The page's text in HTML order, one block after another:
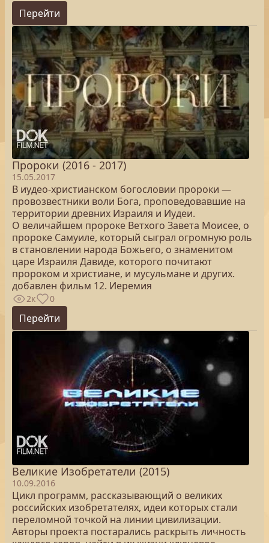
Перейти
Пророки (2016 - 2017)
15.05.2017
В иудео-христианском богословии пророки —
провозвестники воли Бога, проповедовавшие на
территории древних Израиля и Иудеи.
О величайшем пророке Ветхого Завета Моисее, о
пророке Самуиле, который сыграл огромную роль
в становлении народа Божьего, о знаменитом
царе Израиля Давиде, которого почитают
пророком и христиане, и мусульмане и других.
добавлен фильм 12. Иеремия
2к 0
Перейти
Великие Изобретатели (2015)
10.09.2016
Цикл программ, рассказывающий о великих
российских изобретателях, идеи которых стали
переломной точкой на линии цивилизации.
Авторы проекта постарались раскрыть личность